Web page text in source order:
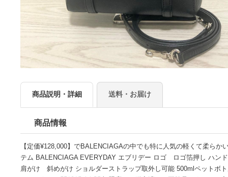
商品説明・詳細 送料・お届け
商品情報